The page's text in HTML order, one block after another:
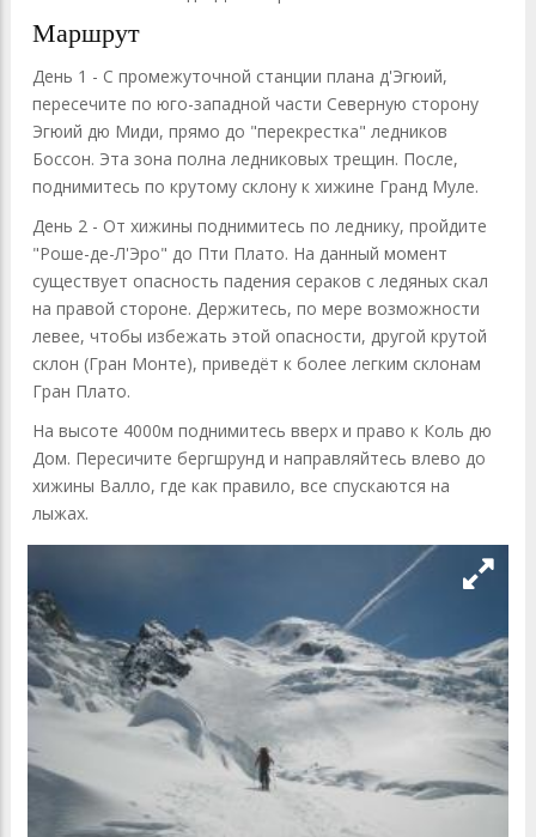
Маршрут
День 1 - С промежуточной станции плана д'Эгюий,
пересечите по юго-западной части Северную сторону
Эгюий дю Миди, прямо до "перекрестка" ледников
Боссон. Эта зона полна ледниковых трещин. После,
поднимитесь по крутому склону к хижине Гранд Муле.
День 2 - От хижины поднимитесь по леднику, пройдите
"Роше-де-Л'Эро" до Пти Плато. На данный момент
существует опасность падения сераков с ледяных скал
на правой стороне. Держитесь, по мере возможности
левее, чтобы избежать этой опасности, другой крутой
склон (Гран Монте), приведёт к более легким склонам
Гран Плато.
На высоте 4000м поднимитесь вверх и право к Коль дю
Дом. Пересичите бергшрунд и направляйтесь влево до
хижины Валло, где как правило, все спускаются на
лыжах.